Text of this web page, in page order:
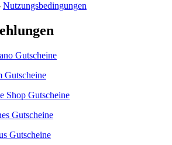
Nutzungsbedingungen